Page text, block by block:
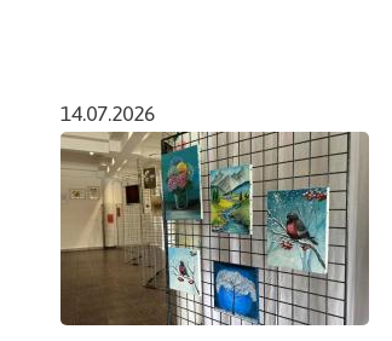
14.07.2026